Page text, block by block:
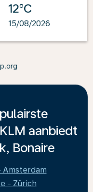
12°C
15/08/2026
aanbiedt
Bonaire
Amsterdam
- Zürich